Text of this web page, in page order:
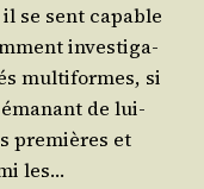
se sent capable
inves­ti­ga­
mul­ti­formes, si
de lui-
pre­mières et
les…